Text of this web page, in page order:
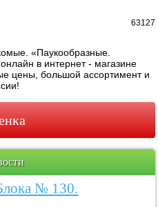
63127
«Паукообразные.
в интернет - магазине
цены, большой ассортимент и
№ 130.